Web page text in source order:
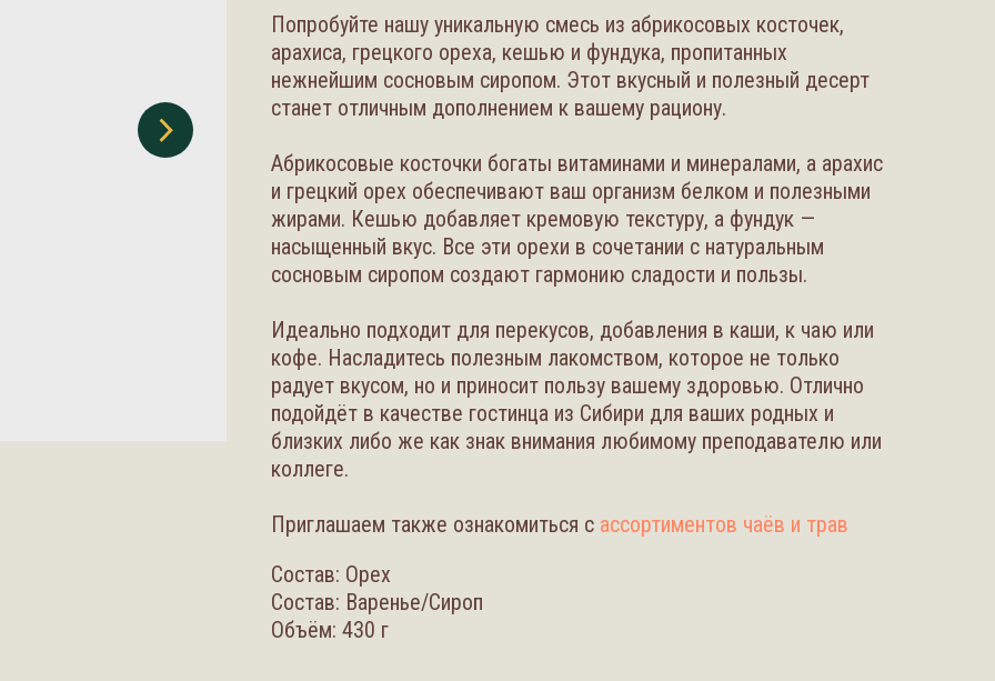
Попробуйте нашу уникальную смесь из абрикосовых косточек,
арахиса, грецкого ореха, кешью и фундука, пропитанных
нежнейшим сосновым сиропом. Этот вкусный и полезный десерт
станет отличным дополнением к вашему рациону.
Абрикосовые косточки богаты витаминами и минералами, а арахис
и грецкий орех обеспечивают ваш организм белком и полезными
жирами. Кешью добавляет кремовую текстуру, а фундук —
насыщенный вкус. Все эти орехи в сочетании с натуральным
сосновым сиропом создают гармонию сладости и пользы.
Идеально подходит для перекусов, добавления в каши, к чаю или
кофе. Насладитесь полезным лакомством, которое не только
радует вкусом, но и приносит пользу вашему здоровью. Отлично
подойдёт в качестве гостинца из Сибири для ваших родных и
близких либо же как знак внимания любимому преподавателю или
коллеге.
Приглашаем также ознакомиться с ассортиментов чаёв и трав
Состав: Орех
Состав: Варенье/Cироп
Объём: 430 г